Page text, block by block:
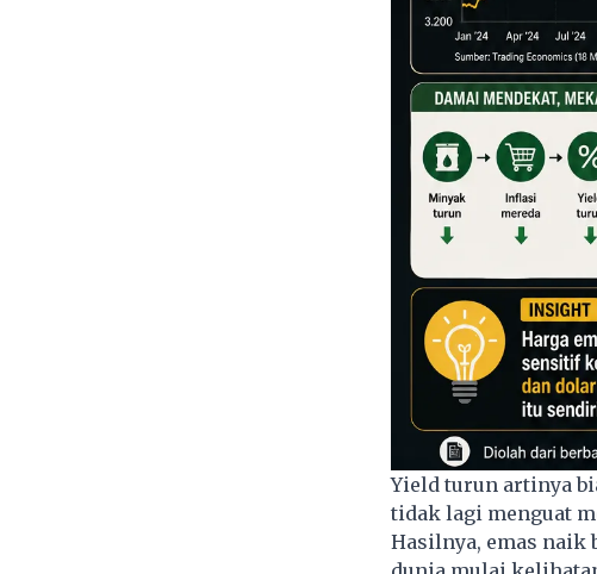
Yield turun artinya
tidak lagi menguat
Hasilnya, emas naik